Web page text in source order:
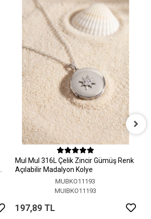
MuI MuI 316L Çelik Zincir Gümüş Renk
Açılabilir Madalyon Kolye
MUBKO11193
MUIBKO11193
197,89 TL